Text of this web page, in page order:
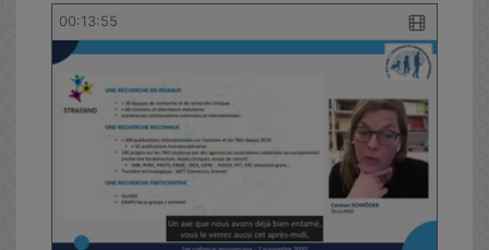
00:13:55